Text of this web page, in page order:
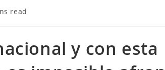
read
y con esta